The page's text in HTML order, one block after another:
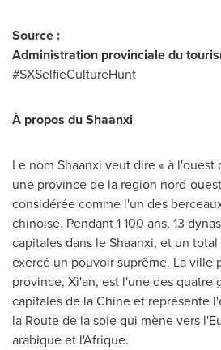
Source :
Administration provinciale du
#‎SXSelfieCultureHunt
À propos duShaanxi
Le nom Shaanxi veut dire « à l'ouest
une province de la région nord-
considérée comme l'un des
chinoise. Pendant 1 100 ans, 13
capitales dans leShaanxi, et un
exercé un pouvoir suprême. La ville
province, Xi'an, est l'une des quatre
capitales de la Chine et représente
la Route de la soie qui mène vers l'
arabique et l'Afrique.